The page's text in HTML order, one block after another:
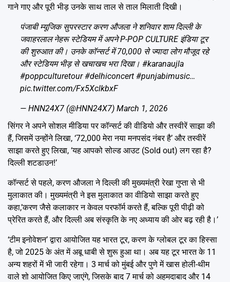
गाने गाए और पूरी भीड़ उनके साथ ताल से ताल मिलाती दिखी।
पंजाबी म्यूजिक सुपरस्टार करण औजला ने शनिवार शाम दिल्ली के
जवाहरलाल नेहरू स्टेडियम में अपने P-POP CULTURE इंडिया टूर
की शुरुआत की। उनके कॉन्सर्ट में 70,000 से ज्यादा लोग मौजूद रहे
और स्टेडियम भीड़ से खचाखच भरा दिखा। #karanaujla
#poppculturetour #delhiconcert #punjabimusic…
pic.twitter.com/Fx5XclkbxF
— HNN24X7 (@HNN24X7) March 1, 2026
सिंगर ने अपने सोशल मीडिया पर कॉन्सर्ट की वीडियो और तस्वीरें साझा की
हैं, जिसमें उन्होंने लिखा, ‘72,000 मेरा नया मनपसंद नंबर है’ और तस्वीरें
साझा करते हुए लिखा, ‘यह आपको सोल्ड आउट (Sold out) लग रहा है?
दिल्ली शटडाउन!’
कॉन्सर्ट से पहले, करण औजला ने दिल्ली की मुख्यमंत्री रेखा गुप्ता से भी
मुलाकात की। मुख्यमंत्री ने इस मुलाकात का वीडियो साझा करते हुए
कहा,’करण जैसे कलाकार न केवल परफॉर्म करते हैं, बल्कि पूरी पीढ़ी को
प्रेरित करते हैं, और दिल्ली अब संस्कृति के नए अध्याय की ओर बढ़ रही है।’
‘टीम इनोवेशन’ द्वारा आयोजित यह भारत टूर, करण के ग्लोबल टूर का हिस्सा
है, जो 2025 के अंत में अबू धाबी से शुरू हुआ था। अब यह टूर भारत के 11
अन्य शहरों में भी जारी रहेगा। 3 मार्च को मुंबई और पुणे में खास होली-थीम
वाले शो आयोजित किए जाएंगे, जिसके बाद 7 मार्च को अहमदाबाद और 14